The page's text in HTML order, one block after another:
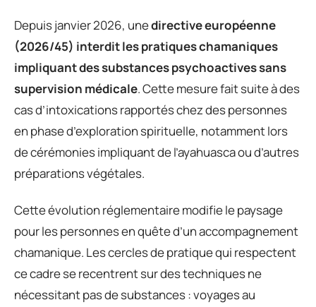
Depuis janvier 2026, unedirective européenne
(2026/45) interdit les pratiques chamaniques
impliquant des substances psychoactives sans
supervision médicale. Cette mesure fait suite à des
cas d’intoxications rapportés chez des personnes
en phase d’exploration spirituelle, notamment lors
de cérémonies impliquant de l’ayahuasca ou d’autres
préparations végétales.
Cette évolution réglementaire modifie le paysage
pour les personnes en quête d’un accompagnement
chamanique. Les cercles de pratique qui respectent
ce cadre se recentrent sur des techniques ne
nécessitant pas de substances : voyages au